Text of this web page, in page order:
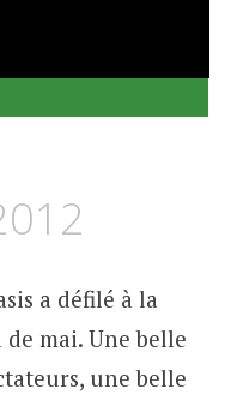
a défilé à la
mai. Une belle
une belle